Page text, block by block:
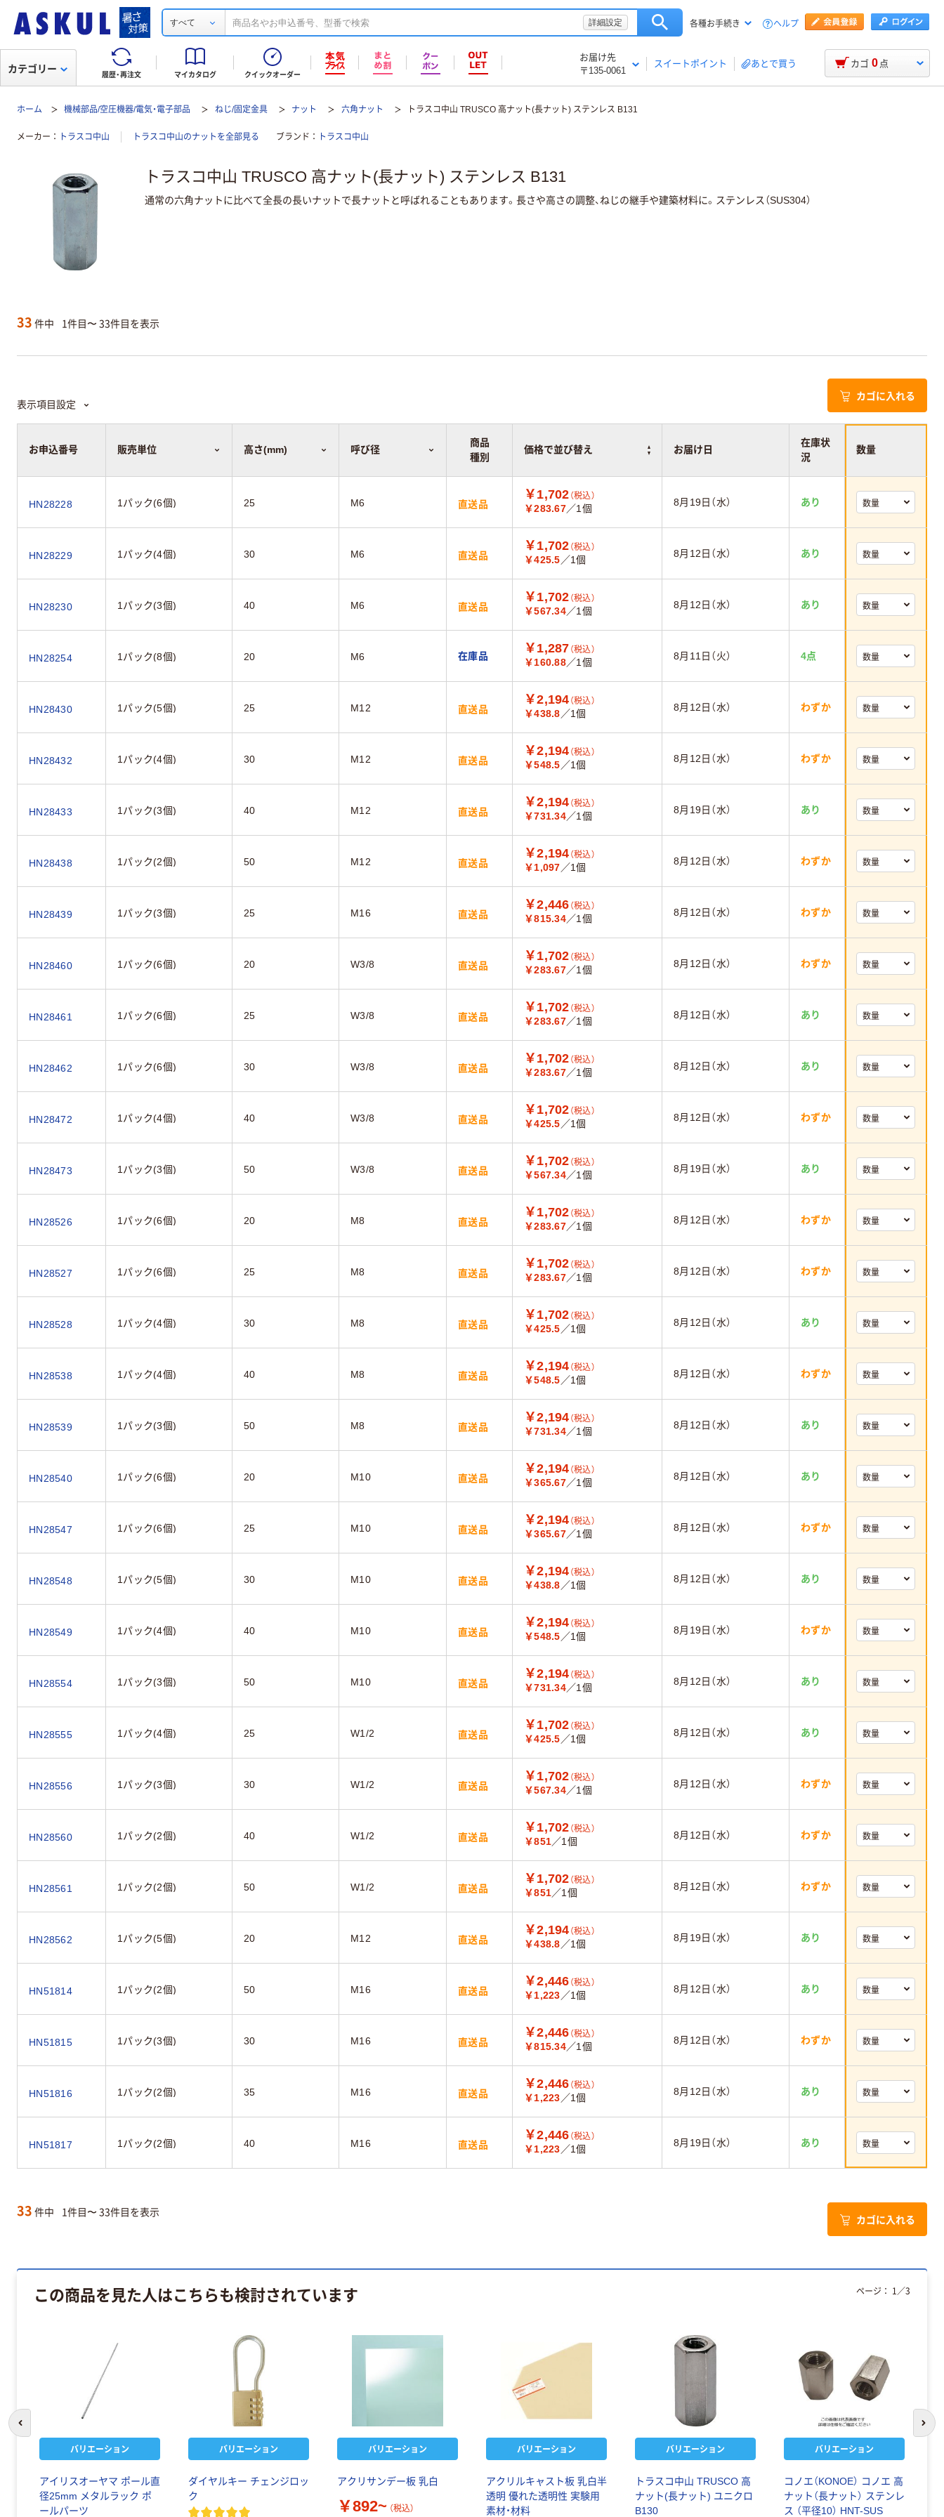
すべて 詳細設定 各種お手続き ヘルプ
履歴・再注文 マイカタログ クイックオーダー
お届け先
〒135-0061
スイートポイント あとで買う
カテゴリー カゴ 0 点
ホーム 機械部品/空圧機器/電気・電子部品 ねじ/固定金具 ナット 六角ナット トラスコ中山 TRUSCO 高ナット(長ナット) ステンレス B131
メーカー トラスコ中山 トラスコ中山のナットを全部見る ブランド トラスコ中山
トラスコ中山 TRUSCO 高ナット(長ナット) ステンレス B131
通常の六角ナットに比べて全長の長いナットで長ナットと呼ばれることもあります。長さや高さの調整、ねじの継手や建築材料に。ステンレス（SUS304）
33 件中 1件目〜 33件目を表示
表示項目設定
カゴに入れる
お申込番号 販売単位 高さ(mm) 呼び径
商品
種別
価格で並び替え お届け日
在庫状
況
数量
HN28228 1パック(6個) 25 M6 直送品
￥1,702 （税込）
￥283.67／1個
8月19日（水） あり
HN28229 1パック(4個) 30 M6 直送品
￥1,702 （税込）
￥425.5／1個
8月12日（水） あり
HN28230 1パック(3個) 40 M6 直送品
￥1,702 （税込）
￥567.34／1個
8月12日（水） あり
HN28254 1パック(8個) 20 M6 在庫品
￥1,287 （税込）
￥160.88／1個
8月11日（火） 4点
HN28430 1パック(5個) 25 M12 直送品
￥2,194 （税込）
￥438.8／1個
8月12日（水） わずか
HN28432 1パック(4個) 30 M12 直送品
￥2,194 （税込）
￥548.5／1個
8月12日（水） わずか
HN28433 1パック(3個) 40 M12 直送品
￥2,194 （税込）
￥731.34／1個
8月19日（水） あり
HN28438 1パック(2個) 50 M12 直送品
￥2,194 （税込）
￥1,097／1個
8月12日（水） わずか
HN28439 1パック(3個) 25 M16 直送品
￥2,446 （税込）
￥815.34／1個
8月12日（水） わずか
HN28460 1パック(6個) 20 W3/8 直送品
￥1,702 （税込）
￥283.67／1個
8月12日（水） わずか
HN28461 1パック(6個) 25 W3/8 直送品
￥1,702 （税込）
￥283.67／1個
8月12日（水） あり
HN28462 1パック(6個) 30 W3/8 直送品
￥1,702 （税込）
￥283.67／1個
8月12日（水） あり
HN28472 1パック(4個) 40 W3/8 直送品
￥1,702 （税込）
￥425.5／1個
8月12日（水） わずか
HN28473 1パック(3個) 50 W3/8 直送品
￥1,702 （税込）
￥567.34／1個
8月19日（水） あり
HN28526 1パック(6個) 20 M8 直送品
￥1,702 （税込）
￥283.67／1個
8月12日（水） わずか
HN28527 1パック(6個) 25 M8 直送品
￥1,702 （税込）
￥283.67／1個
8月12日（水） わずか
HN28528 1パック(4個) 30 M8 直送品
￥1,702 （税込）
￥425.5／1個
8月12日（水） あり
HN28538 1パック(4個) 40 M8 直送品
￥2,194 （税込）
￥548.5／1個
8月12日（水） わずか
HN28539 1パック(3個) 50 M8 直送品
￥2,194 （税込）
￥731.34／1個
8月12日（水） あり
HN28540 1パック(6個) 20 M10 直送品
￥2,194 （税込）
￥365.67／1個
8月12日（水） あり
HN28547 1パック(6個) 25 M10 直送品
￥2,194 （税込）
￥365.67／1個
8月12日（水） わずか
HN28548 1パック(5個) 30 M10 直送品
￥2,194 （税込）
￥438.8／1個
8月12日（水） あり
HN28549 1パック(4個) 40 M10 直送品
￥2,194 （税込）
￥548.5／1個
8月19日（水） わずか
HN28554 1パック(3個) 50 M10 直送品
￥2,194 （税込）
￥731.34／1個
8月12日（水） あり
HN28555 1パック(4個) 25 W1/2 直送品
￥1,702 （税込）
￥425.5／1個
8月12日（水） あり
HN28556 1パック(3個) 30 W1/2 直送品
￥1,702 （税込）
￥567.34／1個
8月12日（水） わずか
HN28560 1パック(2個) 40 W1/2 直送品
￥1,702 （税込）
￥851／1個
8月12日（水） わずか
HN28561 1パック(2個) 50 W1/2 直送品
￥1,702 （税込）
￥851／1個
8月12日（水） わずか
HN28562 1パック(5個) 20 M12 直送品
￥2,194 （税込）
￥438.8／1個
8月19日（水） あり
HN51814 1パック(2個) 50 M16 直送品
￥2,446 （税込）
￥1,223／1個
8月12日（水） あり
HN51815 1パック(3個) 30 M16 直送品
￥2,446 （税込）
￥815.34／1個
8月12日（水） わずか
HN51816 1パック(2個) 35 M16 直送品
￥2,446 （税込）
￥1,223／1個
8月12日（水） あり
HN51817 1パック(2個) 40 M16 直送品
￥2,446 （税込）
￥1,223／1個
8月19日（水） あり
33 件中 1件目〜 33件目を表示
カゴに入れる
この商品を見た人はこちらも検討されています
バリエーション
アイリスオーヤマ ポール直
径25mm メタルラック ポ
ールパーツ
バリエーション
ダイヤルキー チェンジロッ
ク
バリエーション
アクリサンデー板 乳白
￥892~ （税込）
バリエーション
アクリルキャスト板 乳白半
透明 優れた透明性 実験用
素材・材料
バリエーション
トラスコ中山 TRUSCO 高
ナット(長ナット) ユニクロ
B130
バリエーション
コノエ（KONOE） コノエ 高
ナット（長ナット） ステンレ
ス （平径10） HNT-SUS
ページ： 1 ／3
次